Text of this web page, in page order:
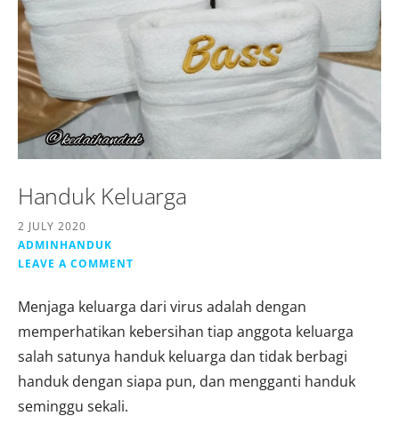
Handuk Keluarga
2 JULY 2020
ADMINHANDUK
LEAVE A COMMENT
Menjaga keluarga dari virus adalah dengan
memperhatikan kebersihan tiap anggota keluarga
salah satunya handuk keluarga dan tidak berbagi
handuk dengan siapa pun, dan mengganti handuk
seminggu sekali.